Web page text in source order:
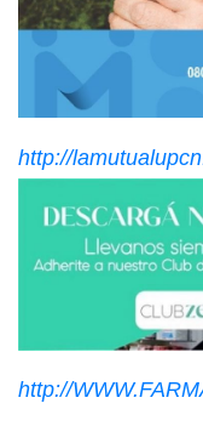
http://
http://